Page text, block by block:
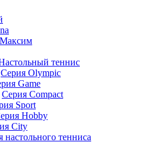
теннис
Серия Olympic
Game
Серия Compact
Sport
Hobby
City